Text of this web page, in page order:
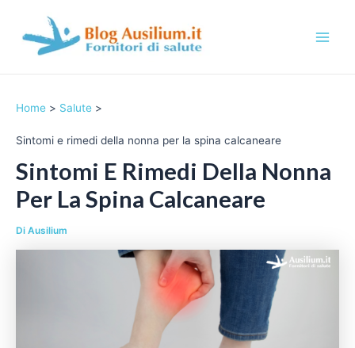
contenuto
M
u
Home Salute
Sintomi e rimedi della nonna per la spina calcaneare
Sintomi E Rimedi Della Nonna
Per La Spina Calcaneare
Di Ausilium